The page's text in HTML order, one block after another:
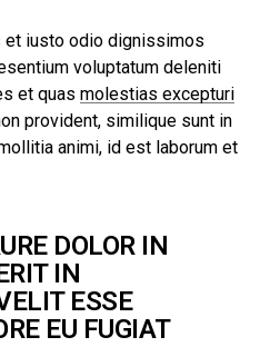
et iusto odio dignissimos
voluptatum deleniti
et quas molestias excepturi
provident, similique sunt in
animi, id est laborum et
DOLOR IN
IN
ESSE
EU FUGIAT